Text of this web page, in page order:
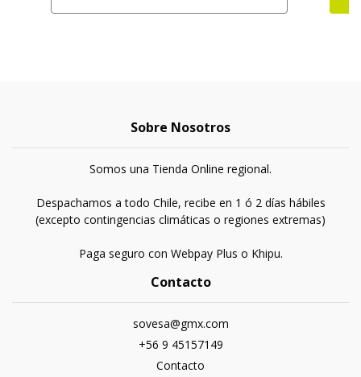
Sobre Nosotros
Somos una Tienda Online regional.
Despachamos a todo Chile, recibe en 1 ó 2 días hábiles
(excepto contingencias climáticas o regiones extremas)
Paga seguro con Webpay Plus o Khipu.
Contacto
sovesa@gmx.com
+56 9 45157149
Contacto